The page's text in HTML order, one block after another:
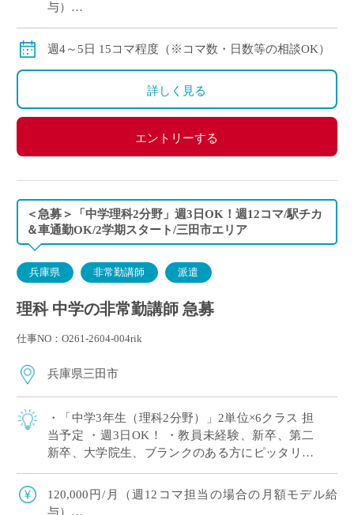
与）
※月の途中からご勤務開始の場合は、日割計算になり
週4～5日 15コマ程度（※コマ数・日数等の相談OK）
詳しく見る
エントリーする
＜急募＞「中学理科2分野」週3日OK！週12コマ/駅チカ
＆車通勤OK/2学期スタート/三田市エリア
兵庫県 非常勤講師 派遣
理科 中学の非常勤講師 急募
仕事NO：O261-2604-004rik
兵庫県三田市
・「中学3年生（理科2分野）」2単位×6クラス 担
当予定 ・週3日OK！ ・教員未経験、新卒、第二
新卒、大学院生、ブランクのある方にピッタリ！
※広大なキャンパスでしっかり授 […]
120,000円/月（週12コマ担当の場合の月額モデル給
与）